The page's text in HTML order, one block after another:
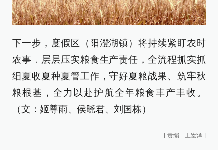
下一步，度假区（阳澄湖镇）将持续紧盯农时
农事，层层压实粮食生产责任，全流程抓实抓
细夏收夏种夏管工作，守好夏粮战果、筑牢秋
粮根基，全力以赴护航全年粮食丰产丰收。
（文：姬尊雨、侯晓君、刘国栋）
[ 责编：王宏泽 ]